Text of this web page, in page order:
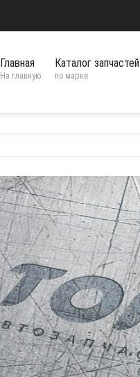
Главная
На главную
Каталог запчастей
по марке